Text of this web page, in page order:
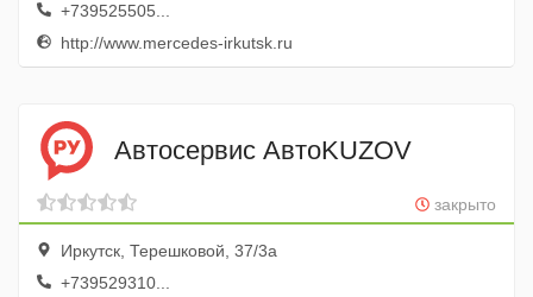
+739525505...
http://www.mercedes-irkutsk.ru
Автосервис АвтоKUZOV
закрыто
Иркутск, Терешковой, 37/3а
+739529310...